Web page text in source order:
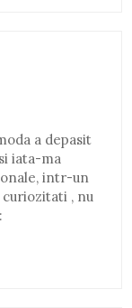
a depasit
iata-ma
intr-un
, nu